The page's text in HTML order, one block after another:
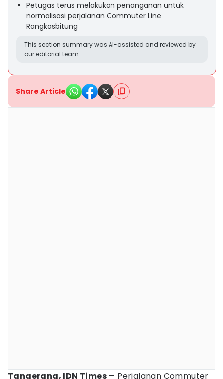
Petugas terus melakukan penanganan untuk
normalisasi perjalanan Commuter Line
Rangkasbitung
This section summary was AI-assisted and reviewed by
our editorial team.
Share Article
Tangerang, IDN Times— Perjalanan Commuter